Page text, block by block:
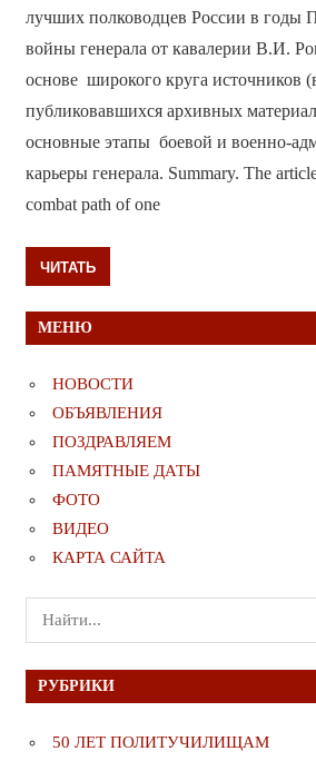
лучших полководцев России в годы
войны генерала от кавалерии В.И.
основе широкого круга источников
публиковавшихся архивных
основные этапы боевой и военно-
карьеры генерала. Summary. The
combat path of one
ЧИТАТЬ
МЕНЮ
НОВОСТИ
ОБЪЯВЛЕНИЯ
ПОЗДРАВЛЯЕМ
ПАМЯТНЫЕ ДАТЫ
ФОТО
ВИДЕО
КАРТА САЙТА
Поиск
для:
РУБРИКИ
50 ЛЕТ ПОЛИТУЧИЛИЩАМ